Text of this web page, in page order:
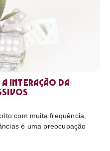
a interação da
com muita frequência,
é uma preocupação